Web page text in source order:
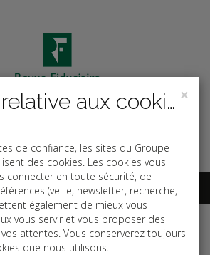
OK
Espace abonnés
×
Politique relative aux cookies
de confiance, les sites du Groupe
des cookies. Les cookies vous
connecter en toute sécurité, de
(veille, newsletter, recherche,
également de mieux vous
vous servir et vous proposer des
attentes. Vous conserverez toujours
que nous utilisons.